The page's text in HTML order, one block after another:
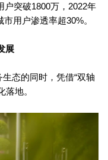
户突破1800万，2022年
用户渗透率超30%。
展
态的同时，凭借“双轴
地。